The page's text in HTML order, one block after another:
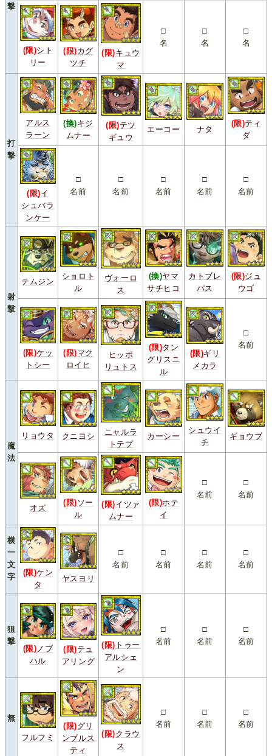
撃
(限)シト
リー
(限)カグ
ツチ
(限)キュウ
マ
□
名
□
名
□
名
打
撃
アルス
ラーン
(換)キジ
ムナー
(限)テツ
ギュウ
エーコー ナタ
(限)ティ
ダ
(限)イ
シュバラ
ンケー
□
名前
□
名前
□
名前
□
名前
□
名前
射
撃
テムジン
ショロト
ル
ヴォーロ
ス
(換)ヤマ
サチヒコ
カトブレ
パス
(限)ジュ
ウゴ
(限)ケッ
トシー
(限)マク
ロイヒ
ヒッポ
リュトス
(限)タン
グリスニ
ル
(限)ギリ
メカラ
□
名前
魔
法
リョウタ クニヨシ
ニャルラ
トテプ
カーシー
シュウイ
チ
ギョウブ
オズ
(限) ソー
ル
(限)イツァ
ムナー
(限)ホテ
イ
□
名前
□
名前
横
一
文
字
(限)ケン
タ
ヤスヨリ
□
名前
□
名前
□
名前
□
名前
狙
撃
(限)ノブ
ハル
(限)テュ
アリング
(限) トゥー
アルシェ
ン
□
名前
□
名前
□
名前
無
フルフミ
(限)グリ
ンブルス
ティ
(限)クラウ
ス
□
名前
□
名前
□
名前